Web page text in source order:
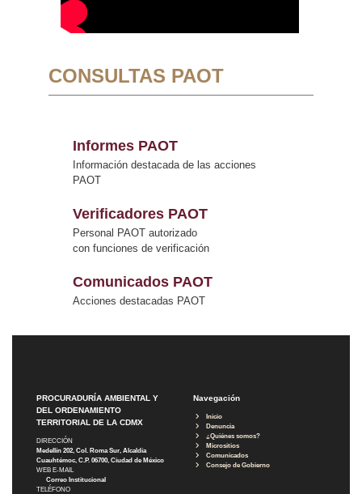
CONSULTAS PAOT
Informes PAOT
Información destacada de las acciones
PAOT
Verificadores PAOT
Personal PAOT autorizado
con funciones de verificación
Comunicados PAOT
Acciones destacadas PAOT
PROCURADURÍA AMBIENTAL Y
DEL ORDENAMIENTO
TERRITORIAL DE LA CDMX
DIRECCIÓN
Medellín 202, Col. Roma Sur, Alcaldía
Cuauhtémoc, C.P. 06700, Ciudad de México
WEB E-MAIL
Correo Institucional
TELÉFONO
Navegación
Inicio
Denuncia
¿Quiénes somos?
Micrositios
Comunicados
Consejo de Gobierno